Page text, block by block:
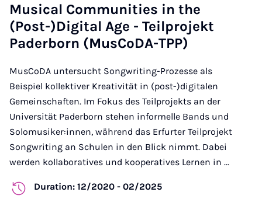
Musical Communities in the
(Post-)Digital Age - Teilprojekt
Paderborn (MusCoDA-TPP)
MusCoDA untersucht Songwriting-Prozesse als
Beispiel kollektiver Kreativität in (post-)digitalen
Gemeinschaften. Im Fokus des Teilprojekts an der
Universität Paderborn stehen informelle Bands und
Solomusiker:innen, während das Erfurter Teilprojekt
Songwriting an Schulen in den Blick nimmt. Dabei
werden kollaboratives und kooperatives Lernen in ...
Duration: 12/2020 - 02/2025